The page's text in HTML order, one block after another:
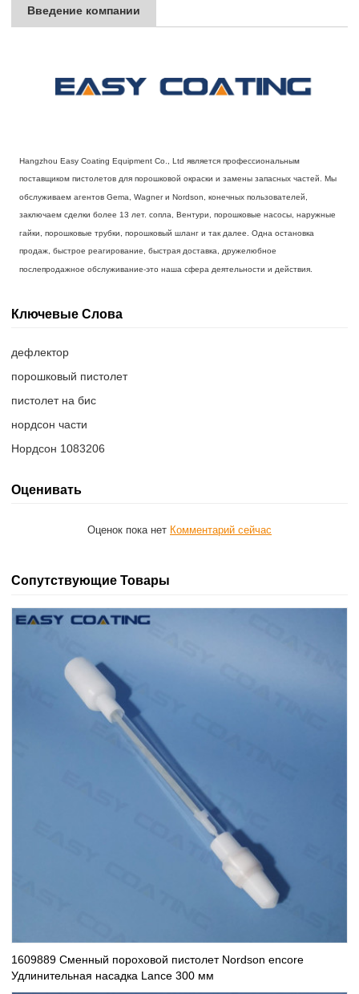
Введение компании
Hangzhou Easy Coating Equipment Co., Ltd является профессиональным
поставщиком пистолетов для порошковой окраски и замены запасных частей. Мы
обслуживаем агентов Gema, Wagner и Nordson, конечных пользователей,
заключаем сделки более 13 лет. сопла, Вентури, порошковые насосы, наружные
гайки, порошковые трубки, порошковый шланг и так далее. Одна остановка
продаж, быстрое реагирование, быстрая доставка, дружелюбное
послепродажное обслуживание-это наша сфера деятельности и действия.
Ключевые Слова
дефлектор
порошковый пистолет
пистолет на бис
нордсон части
Нордсон 1083206
Оценивать
Оценок пока нет Комментарий сейчас
Сопутствующие Товары
1609889 Сменный пороховой пистолет Nordson encore
Удлинительная насадка Lance 300 мм